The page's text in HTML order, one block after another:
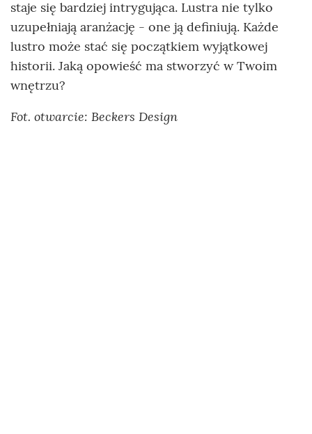
staje się bardziej intrygująca. Lustra nie tylko
uzupełniają aranżację - one ją definiują. Każde
lustro może stać się początkiem wyjątkowej
historii. Jaką opowieść ma stworzyć w Twoim
wnętrzu?
Fot. otwarcie: Beckers Design